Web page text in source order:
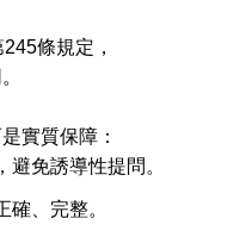
條規定，
實質保障：
避免誘導性提問。
確、完整。